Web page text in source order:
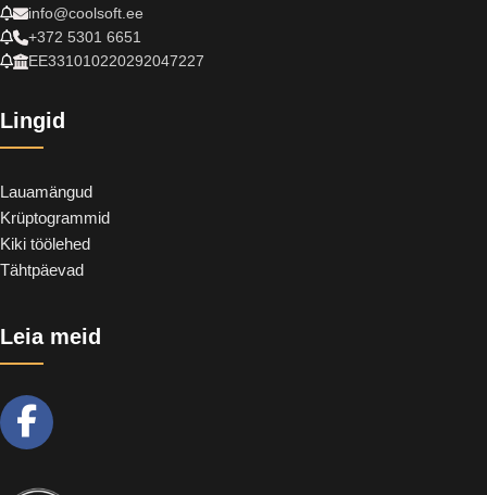
info@coolsoft.ee
+372 5301 6651
EE331010220292047227
Lingid
Lauamängud
Krüptogrammid
Kiki töölehed
Tähtpäevad
Leia meid